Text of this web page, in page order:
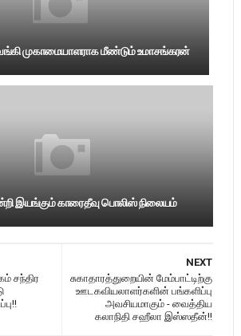
முகாமையாளராக மீண்டும் உமாசங்கரன்
இயங்கும் காரைதீவு பொலிஸ் நிலையம்
NEXT
சுகாதாரத்துறையின் மேம்பாட்டிற்கு
ஊடகவியலாளர்களின் பங்களிப்பு
அவசியமாகும் - வைத்திய
கலாநிதி சஹீலா இஸ்ஸதீன்!!
சந்திர